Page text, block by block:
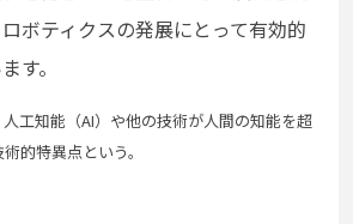
ボティクスの発展にとって有効的
す。
工知能（AI）や他の技術が人間の知能を超
的特異点という。